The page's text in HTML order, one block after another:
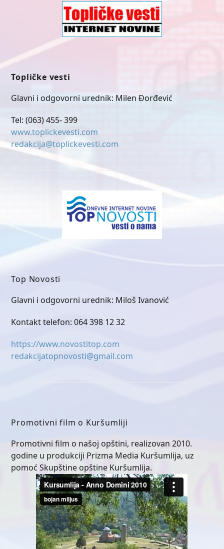
Topličke vesti
Glavni i odgovorni urednik: Milen Đorđević
Tel: (063) 455- 399
www.toplickevesti.com
redakcija@toplickevesti.com
Top Novosti
Glavni i odgovorni urednik: Miloš Ivanović
Kontakt telefon: 064 398 12 32
https://www.novostitop.com
redakcijatopnovosti@gmail.com
Promotivni film o Kuršumliji
Promotivni film o našoj opštini, realizovan 2010.
godine u produkciji Prizma Media Kuršumlija, uz
pomoć Skupštine opštine Kuršumlija.